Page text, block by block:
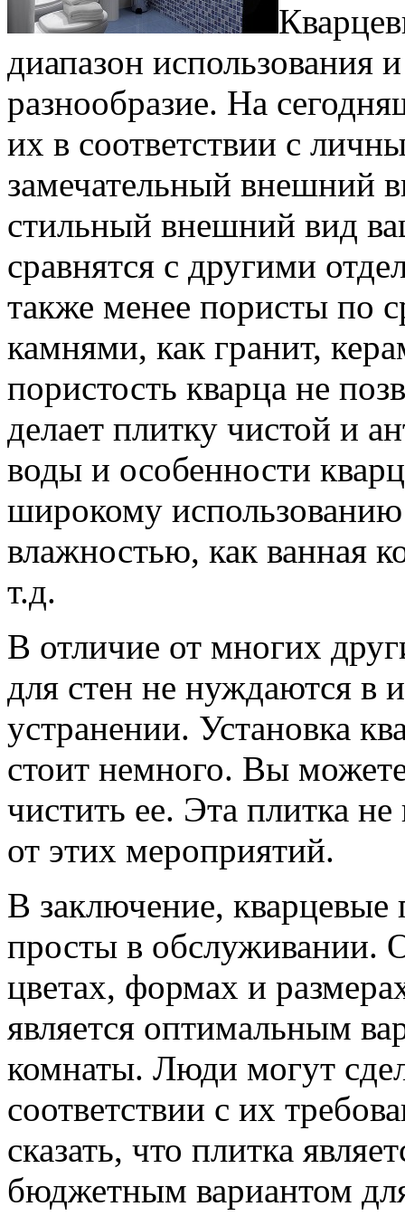
диапазон использования
разнообразие. На
их в соответствии с
замечательный внешний
стильный внешний вид
сравнятся с другими
также менее пористы по
камнями, как гранит,
пористость кварца не
делает плитку чистой и
воды и особенности
широкому
влажностью, как ванная
т.д.
В отличие от многих
для стен не нуждаются в
устранении. Установка
стоит немного. Вы
чистить ее. Эта плитка
от этих мероприятий.
В заключение,
просты в обслуживании.
цветах, формах и
является оптимальным
комнаты. Люди могут
соответствии с их
сказать, что плитка
бюджетным вариантом